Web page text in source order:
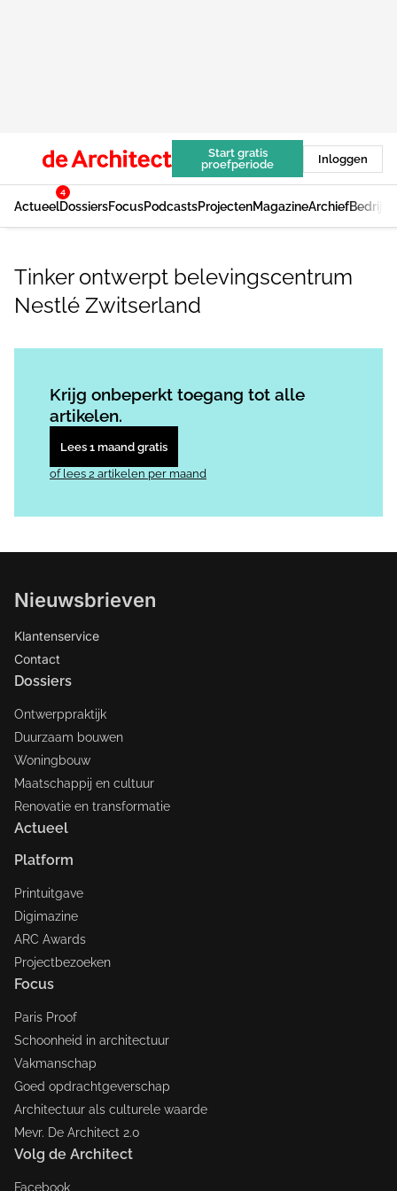
Start gratis
proefperiode
Inloggen
Actueel
4
DossiersFocusPodcastsProjectenMagazineArchief
Tinker ontwerpt belevingscentrum
Nestlé Zwitserland
Krijg onbeperkt toegang tot alle
artikelen.
Lees 1 maand gratis
of lees 2 artikelen per maand
Nieuwsbrieven
Klantenservice
Contact
Dossiers
Ontwerppraktijk
Duurzaam bouwen
Woningbouw
Maatschappij en cultuur
Renovatie en transformatie
Actueel
Platform
Printuitgave
Digimazine
ARC Awards
Projectbezoeken
Focus
Paris Proof
Schoonheid in architectuur
Vakmanschap
Goed opdrachtgeverschap
Architectuur als culturele waarde
Mevr. De Architect 2.0
Volg de Architect
Facebook